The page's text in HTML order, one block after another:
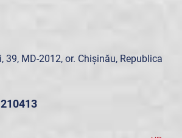
39, MD-2012, or. Chișinău, Republica